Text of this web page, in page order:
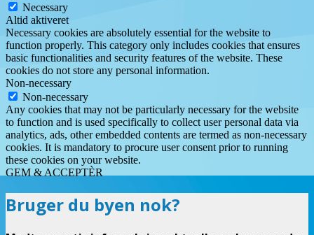
Necessary
Altid aktiveret
Necessary cookies are absolutely essential for the website to
function properly. This category only includes cookies that ensures
basic functionalities and security features of the website. These
cookies do not store any personal information.
Non-necessary
Non-necessary
Any cookies that may not be particularly necessary for the website
to function and is used specifically to collect user personal data via
analytics, ads, other embedded contents are termed as non-necessary
cookies. It is mandatory to procure user consent prior to running
these cookies on your website.
GEM & ACCEPTÈR
Bruger du byen nok?